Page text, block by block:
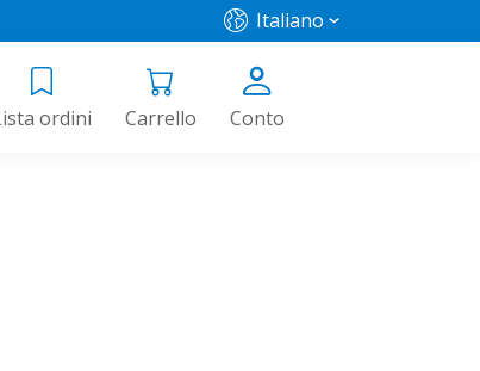
Italiano
ordini Carrello Conto